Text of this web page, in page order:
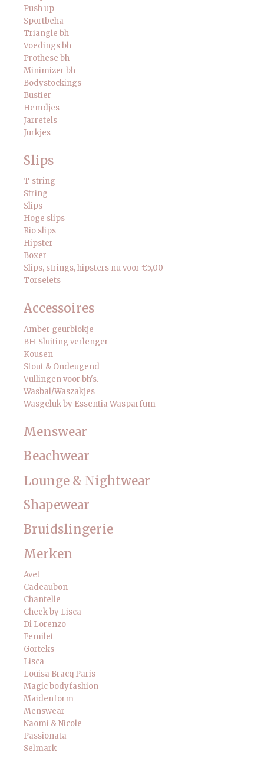
Push up
Sportbeha
Triangle bh
Voedings bh
Prothese bh
Minimizer bh
Bodystockings
Bustier
Hemdjes
Jarretels
Jurkjes
Slips
T-string
String
Slips
Hoge slips
Rio slips
Hipster
Boxer
Slips, strings, hipsters nu voor €5,00
Torselets
Accessoires
Amber geurblokje
BH-Sluiting verlenger
Kousen
Stout & Ondeugend
Vullingen voor bh's.
Wasbal/Waszakjes
Wasgeluk by Essentia Wasparfum
Menswear
Beachwear
Lounge & Nightwear
Shapewear
Bruidslingerie
Merken
Avet
Cadeaubon
Chantelle
Cheek by Lisca
Di Lorenzo
Femilet
Gorteks
Lisca
Louisa Bracq Paris
Magic bodyfashion
Maidenform
Menswear
Naomi & Nicole
Passionata
Selmark